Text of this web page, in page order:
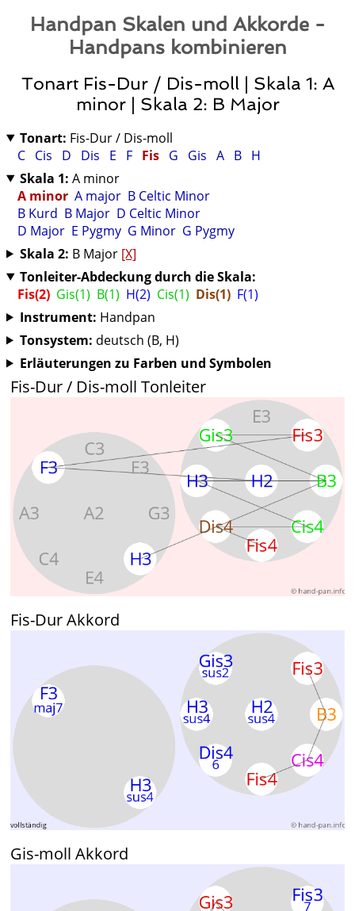
Handpan Skalen und Akkorde -
Handpans kombinieren
Tonart Fis-Dur / Dis-moll | Skala 1: A
minor | Skala 2: B Major
Tonart: Fis-Dur / Dis-moll
C Cis D Dis E F Fis G Gis A B H
Skala 1: A minor
A minor A major B Celtic Minor
B Kurd B Major D Celtic Minor
D Major E Pygmy G Minor G Pygmy
Skala 2: B Major [X]
Tonleiter-Abdeckung durch die Skala:
Fis(2) Gis(1) B(1) H(2) Cis(1) Dis(1) F(1)
Instrument: Handpan
Tonsystem: deutsch (B, H)
Erläuterungen zu Farben und Symbolen
Fis-Dur / Dis-moll Tonleiter
Fis-Dur Akkord
Gis-moll Akkord